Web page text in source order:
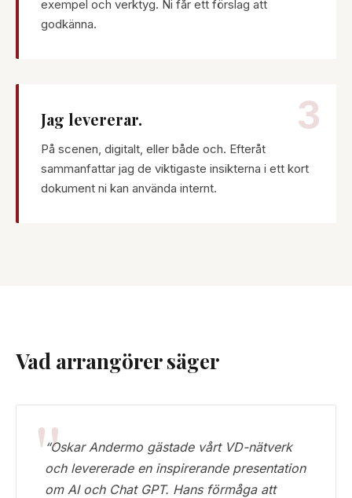
exempel och verktyg. Ni får ett förslag att
godkänna.
3
Jag levererar.
På scenen, digitalt, eller både och. Efteråt
sammanfattar jag de viktigaste insikterna i ett kort
dokument ni kan använda internt.
Vad arrangörer säger
“Oskar Andermo gästade vårt VD-nätverk
och levererade en inspirerande presentation
om AI och Chat GPT. Hans förmåga att